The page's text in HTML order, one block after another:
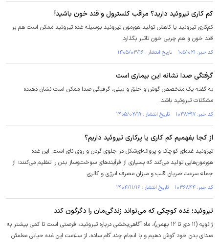
کم کاری تیروئید دارید؟ مراقب کلسترول و قند خون باشید!
کم‌کاری تیروئید یا کاهش تولید هورمون تیروئید بوسیله غده تیروئید ممکن است هم بر
قند خون و هم چربی خون تاثیر بگذارد.
کد خبر: ۱۰۵۱۰۲۱ تاریخ انتشار : ۱۴۰۵/۰۳/۱۶
گرفتگی صدا نشانه این بیماری است
به گفته یک متخصص گوش و حلق و بینی، گرفتگی صدا ممکن است نشان دهنده
مشکلات تیروئید باشد.
کد خبر: ۱۰۴۸۳۹۷ تاریخ انتشار : ۱۴۰۵/۰۲/۱۹
از کجا بفهمیم کم کاری یا پرکاری تیروئید داریم؟
تیروئید غده‌ای کوچک و پروانه‌ای‌شکل در جلوی گردن و روی نای است. این غده
هورمون‌هایی تولید می‌کند که بسیاری از فرآیند‌های سوخت‌وساز بدن را تنظیم می‌کنند؛ از
جمله سرعت ضربان قلب و میزان مصرف انرژی و کالری.
کد خبر: ۱۰۳۶۸۴۴ تاریخ انتشار : ۱۴۰۴/۱۱/۱۶
تیروئید؛ غده کوچکی که می‌تواند زندگی‌مان را دگرگون کند
ژانویه (۱۱ دی تا ۱۲ بهمن)، ماه آگاهی‌بخشی درباره تیروئید، فرصتی است تا کمی بیشتر به
صدای بدن خود گوش دهیم و با انجام چند گام ساده، از سلامت این غده حیاتی مطمئن